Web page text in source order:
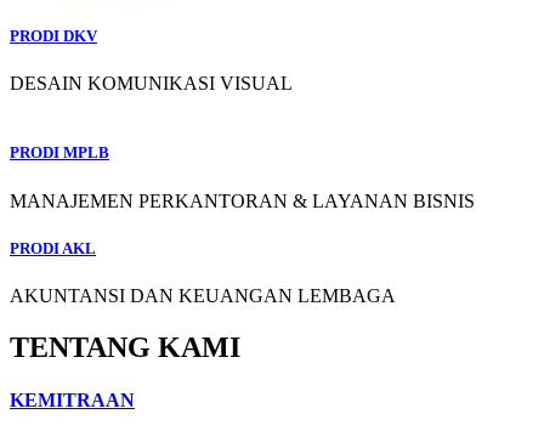
PRODI DKV
DESAIN KOMUNIKASI VISUAL
PRODI MPLB
MANAJEMEN PERKANTORAN & LAYANAN BISNIS
PRODI AKL
AKUNTANSI DAN KEUANGAN LEMBAGA
TENTANG KAMI
KEMITRAAN